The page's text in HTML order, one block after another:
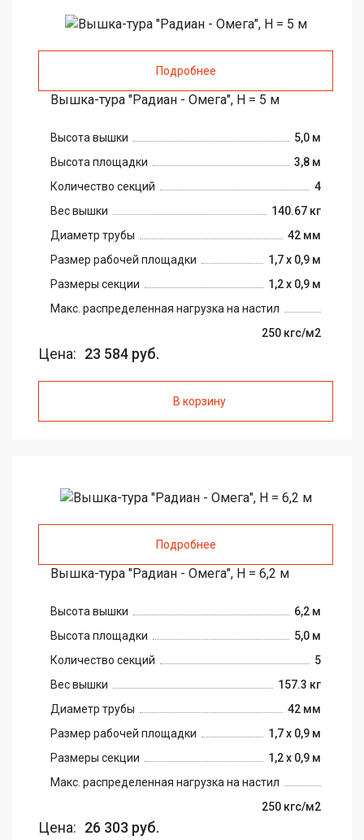
Подробнее
Вышка-тура "Радиан - Омега", H = 5 м
Высота вышки
5,0 м
Высота площадки
3,8 м
Количество секций
4
Вес вышки
140.67 кг
Диаметр трубы
42 мм
Размер рабочей площадки
1,7 х 0,9 м
Размеры секции
1,2 х 0,9 м
Макс. распределенная нагрузка на настил
250 кгс/м2
Цена: 23 584 руб.
В корзину
Подробнее
Вышка-тура "Радиан - Омега", H = 6,2 м
Высота вышки
6,2 м
Высота площадки
5,0 м
Количество секций
5
Вес вышки
157.3 кг
Диаметр трубы
42 мм
Размер рабочей площадки
1,7 х 0,9 м
Размеры секции
1,2 х 0,9 м
Макс. распределенная нагрузка на настил
250 кгс/м2
Цена: 26 303 руб.